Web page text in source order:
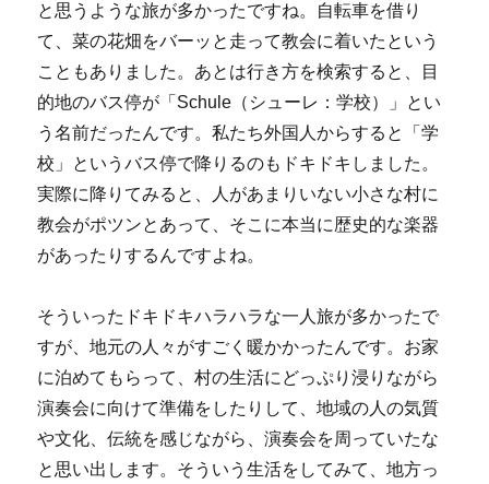
と思うような旅が多かったですね。自転車を借り
て、菜の花畑をバーッと走って教会に着いたという
こともありました。あとは行き方を検索すると、目
的地のバス停が「Schule（シューレ：学校）」とい
う名前だったんです。私たち外国人からすると「学
校」というバス停で降りるのもドキドキしました。
実際に降りてみると、人があまりいない小さな村に
教会がポツンとあって、そこに本当に歴史的な楽器
があったりするんですよね。
そういったドキドキハラハラな一人旅が多かったで
すが、地元の人々がすごく暖かかったんです。お家
に泊めてもらって、村の生活にどっぷり浸りながら
演奏会に向けて準備をしたりして、地域の人の気質
や文化、伝統を感じながら、演奏会を周っていたな
と思い出します。そういう生活をしてみて、地方っ